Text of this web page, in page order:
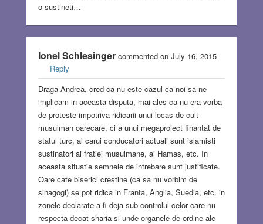
o sustineti…
Ionel Schlesingercommented on July 16, 2015
Reply
Draga Andrea, cred ca nu este cazul ca noi sa ne
implicam in aceasta disputa, mai ales ca nu era vorba
de proteste impotriva ridicarii unui locas de cult
musulman oarecare, ci a unui megaproiect finantat de
statul turc, ai carui conducatori actuali sunt islamisti
sustinatori ai fratiei musulmane, ai Hamas, etc. In
aceasta situatie semnele de intrebare sunt justificate.
Oare cate biserici crestine (ca sa nu vorbim de
sinagogi) se pot ridica in Franta, Anglia, Suedia, etc. in
zonele declarate a fi deja sub controlul celor care nu
respecta decat sharia si unde organele de ordine ale